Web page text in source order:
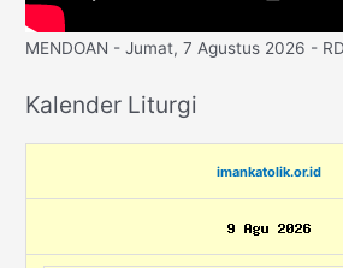
MENDOAN - Jumat, 7 Agustus 2026 -
Kalender Liturgi
imankatolik.or.id